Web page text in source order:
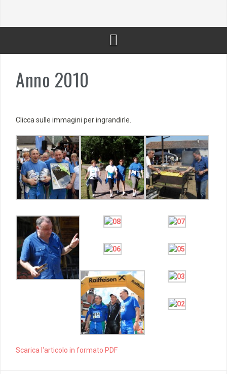
Anno 2010
Clicca sulle immagini per ingrandirle.
Scarica l'articolo in formato PDF